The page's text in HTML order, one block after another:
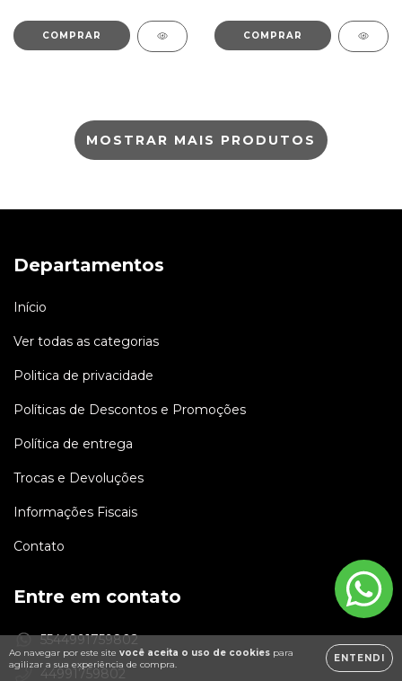
Ao navegar por este site você aceita o uso de cookies para
agilizar a sua experiência de compra.
ENTENDI
MOSTRAR MAIS PRODUTOS
Departamentos
Início
Ver todas as categorias
Politica de privacidade
Políticas de Descontos e Promoções
Política de entrega
Trocas e Devoluções
Informações Fiscais
Contato
Entre em contato
5544991759802
44991759802